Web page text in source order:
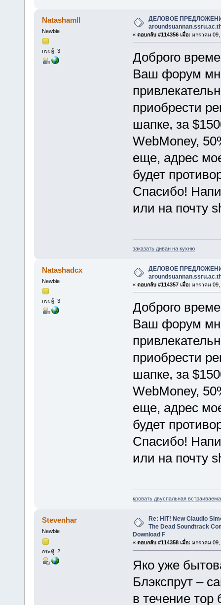
Natashamll
Newbie
กระทู้: 3
ДЕЛОВОЕ
« ตอบกลับ #114356 เมื่อ: มกราคม 09,
Доброго
Ваш форум
приобрести
шапке, за
WebMoney,
еще, адрес
будет
Спасибо!
или на почту
заказать диван на кухню
Natashadcx
Newbie
กระทู้: 3
ДЕЛОВОЕ
« ตอบกลับ #114357 เมื่อ: มกราคม 09,
Доброго
Ваш форум
приобрести
шапке, за
WebMoney,
еще, адрес
будет
Спасибо!
или на почту
кровать двуспальная
Stevenhar
Newbie
กระทู้: 2
Re: HIT! New Claudio
The Dead Soundtrack
Download F
« ตอบกลับ #114358 เมื่อ: มกราคม 09,
Яко уже
Блэкспрут –
в течение